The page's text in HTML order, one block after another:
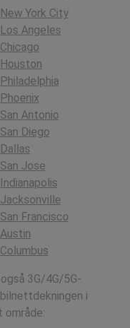
New York City
Los Angeles
Chicago
Houston
Philadelphia
Phoenix
San Antonio
San Diego
Dallas
San Jose
Indianapolis
Jacksonville
San Francisco
Austin
Columbus
3G/4G/5G-
i
område: